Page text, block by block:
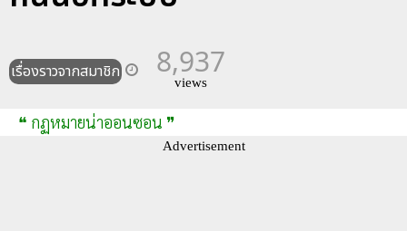
เรื่องราวจากสมาชิก 8,937
views
❝ กฏหมายน่าออนซอน ❞
Advertisement